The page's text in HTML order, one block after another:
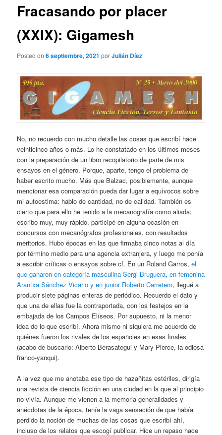
Fracasando por placer
(XXIX): Gigamesh
Posted on6 septiembre, 2021 porJulián Díez
No, no recuerdo con mucho detalle las cosas que escribí hace
veinticinco años o más. Lo he constatado en los últimos meses
con la preparación de un libro recopilatorio de parte de mis
ensayos en el género. Porque, aparte, tengo el problema de
haber escrito mucho. Más que Balzac, posiblemente, aunque
mencionar esa comparación pueda dar lugar a equívocos sobre
mi autoestima: hablo de cantidad, no de calidad. También es
cierto que para ello he tenido a la mecanografía como aliada;
escribo muy, muy rápido, participé en alguna ocasión en
concursos con mecanógrafos profesionales, con resultados
meritorios. Hubo épocas en las que firmaba cinco notas al día
por término medio para una agencia extranjera, y luego me ponía
a escribir críticas o ensayos sobre cf. En un Roland Garros,el
que ganaron en categoría masculina Sergi Bruguera, en femenina
Arantxa Sánchez Vicario y en junior Roberto Carretero, llegué a
producir siete páginas enteras de periódico. Recuerdo el dato y
que una de ellas fue la contraportada, con los festejos en la
embajada de los Campos Elíseos. Por supuesto, ni la menor
idea de lo que escribí. Ahora mismo ni siquiera me acuerdo de
quiénes fueron los rivales de los españoles en esas finales
(acabo de buscarlo: Alberto Berasategui y Mary Pierce, la odiosa
franco-yanqui).
A la vez que me anotaba ese tipo de hazañitas estériles, dirigía
una revista de ciencia ficción en una ciudad en la que al principio
no vivía. Aunque me vienen a la memoria generalidades y
anécdotas de la época, tenía la vaga sensación de que había
perdido la noción de muchas de las cosas que escribí ahí,
incluso de los relatos que escogí publicar. Hice un repaso hace